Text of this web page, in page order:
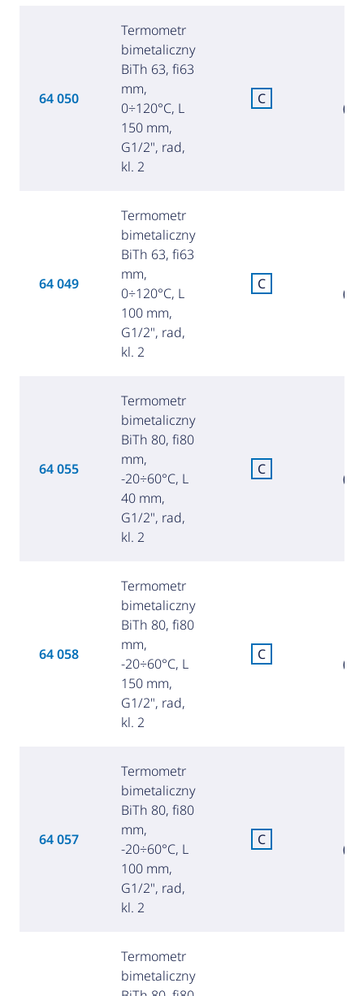
64 050
Termometr
bimetaliczny
BiTh 63, fi63
mm,
0÷120°C, L
150 mm,
G1/2", rad,
kl. 2
C
64 049
Termometr
bimetaliczny
BiTh 63, fi63
mm,
0÷120°C, L
100 mm,
G1/2", rad,
kl. 2
C
64 055
Termometr
bimetaliczny
BiTh 80, fi80
mm,
-20÷60°C, L
40 mm,
G1/2", rad,
kl. 2
C
64 058
Termometr
bimetaliczny
BiTh 80, fi80
mm,
-20÷60°C, L
150 mm,
G1/2", rad,
kl. 2
C
64 057
Termometr
bimetaliczny
BiTh 80, fi80
mm,
-20÷60°C, L
100 mm,
G1/2", rad,
kl. 2
C
Termometr
bimetaliczny